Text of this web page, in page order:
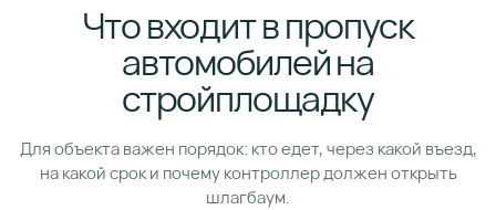
Что входит в пропуск
автомобилей на
стройплощадку
Для объекта важен порядок: кто едет, через какой въезд,
на какой срок и почему контроллер должен открыть
шлагбаум.